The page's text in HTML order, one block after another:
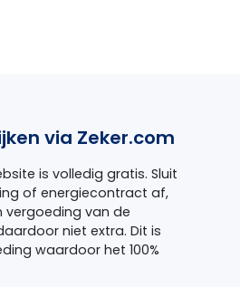
via Zeker.com
is volledig gratis. Sluit
of energiecontract af,
vergoeding van de
niet extra. Dit is
waardoor het 100%